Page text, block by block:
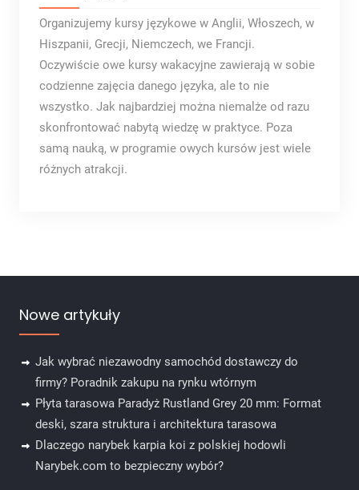
Organizujemy kursy językowe w Anglii, Włoszech, w
Hiszpanii, Grecji, Niemczech, we Francji.
Oczywiście owe kursy wakacyjne zawierają w sobie
codzienne zajęcia danego języka, ale to nie
wszystko. Jak najbardziej można niemalże od razu
skonfrontować nabytą wiedzę w praktyce. Poza
samą nauką, w programie owych kursów jest wiele
różnych atrakcji.
Nowe artykuły
Jak wybrać niezawodny samochód dostawczy do
firmy? Poradnik zakupu na rynku wtórnym
Płyta tarasowa Paradyż Rustland Grey 20 mm: Format
deski, szara struktura i architektura tarasowa
Dlaczego narybek karpia koi z polskiej hodowli
Narybek.com to bezpieczny wybór?